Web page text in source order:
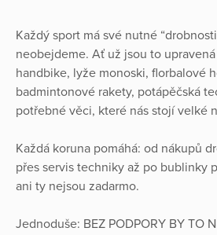
Každý sport má své nutné
neobejdeme. Ať už jsou to
handbike, lyže monoski, florbalové
badmintonové rakety, potápěčská
potřebné věci, které nás stojí velké
Každá koruna pomáhá: od nákupů
přes servis techniky až po bublinky
ani ty nejsou zadarmo.
Jednoduše: BEZ PODPORY BY TO